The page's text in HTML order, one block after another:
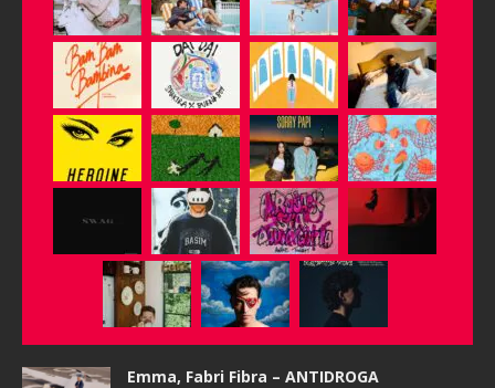
Emma, Fabri Fibra – ANTIDROGA